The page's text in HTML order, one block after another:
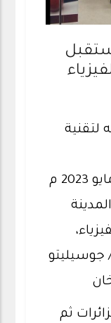
لتقنية
القعدة 1444هـ الموافق 21 مايو 2023 م
جوسيليتو
ثم